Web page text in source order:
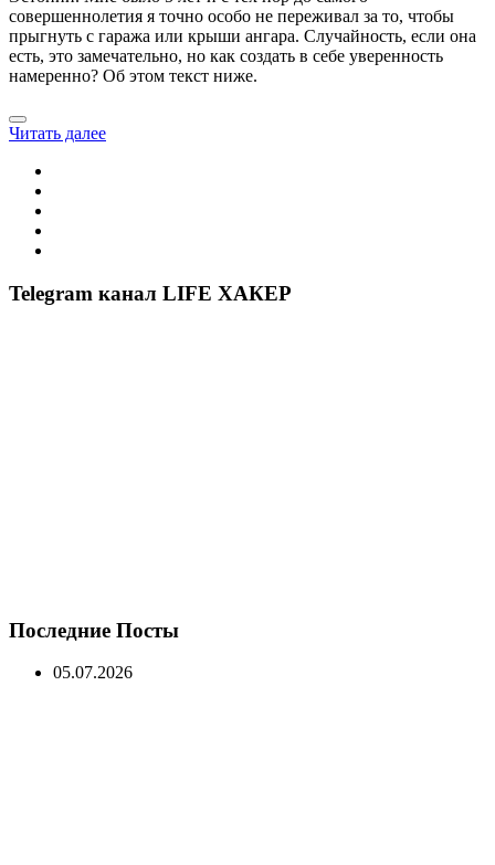
совершеннолетия я точно особо не переживал за то, чтобы
прыгнуть с гаража или крыши ангара. Случайность, если она
есть, это замечательно, но как создать в себе уверенность
намеренно? Об этом текст ниже.
Читать далее
Telegram канал LIFE ХАКЕР
Последние Посты
05.07.2026